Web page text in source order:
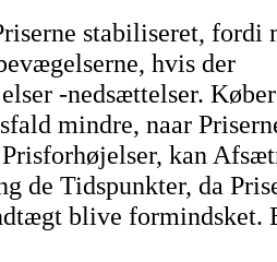
stabiliseret, fordi
hvis der
-nedsættelser.
mindre, naar
kan
de Tidspunkter, da
blive formindsket.